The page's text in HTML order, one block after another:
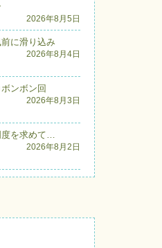
2026年8月5日
前に滑り込み
2026年8月4日
ンボン回
2026年8月3日
を求めて…
2026年8月2日